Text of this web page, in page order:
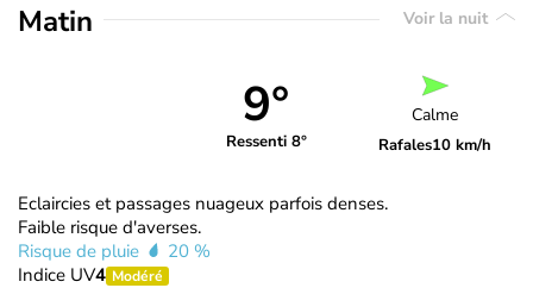
Matin Voir la nuit
9°
Ressenti 8°
Calme
Rafales10 km/h
Eclaircies et passages nuageux parfois denses.
Faible risque d'averses.
Risque de pluie
20 %
Indice UV4 Modéré